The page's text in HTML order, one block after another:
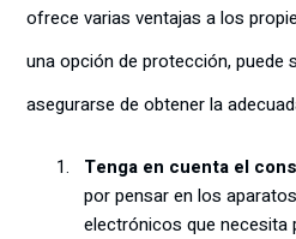
ofrece varias ventajas a los
una opción de protección, puede
asegurarse de obtener la
Tenga en cuenta el
por pensar en los
electrónicos que